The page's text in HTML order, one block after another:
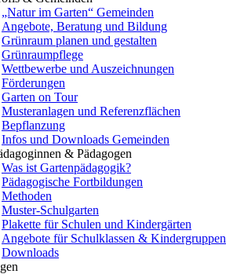
„Natur im Garten“ Gemeinden
Angebote, Beratung und Bildung
Grünraum planen und gestalten
Grünraumpflege
Wettbewerbe und Auszeichnungen
Förderungen
Garten on Tour
Musteranlagen und Referenzflächen
Bepflanzung
Infos und Downloads Gemeinden
& Pädagogen
Was ist Gartenpädagogik?
Pädagogische Fortbildungen
Methoden
Muster-Schulgarten
Plakette für Schulen und Kindergärten
Angebote für Schulklassen & Kindergruppen
Downloads